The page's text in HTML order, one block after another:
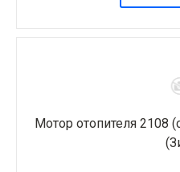
Мотор отопителя 2108